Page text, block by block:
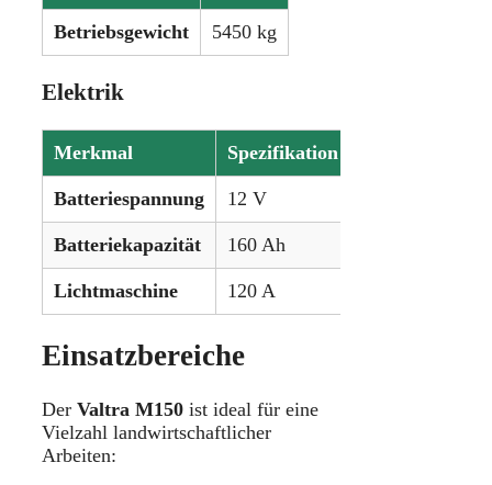
Betriebsgewicht 5450 kg
Elektrik
Merkmal Spezifikation
Batteriespannung 12 V
Batteriekapazität 160 Ah
Lichtmaschine 120 A
Einsatzbereiche
Der Valtra M150 ist ideal für eine
Vielzahl landwirtschaftlicher
Arbeiten: